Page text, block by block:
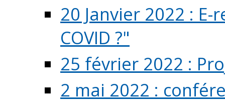
20 Janvier 2022 :
COVID ?"
25 février 2022 :
2 mai 2022 :